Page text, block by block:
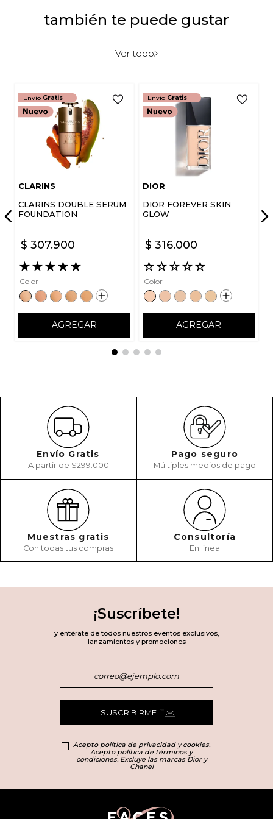
Tu nombre
Escribe un comentario
ENVIAR COMENTARIO
también te puede gustar
Ver todo
Envío Gratis
CLARINS
CLARINS DOUBLE SERUM
FOUNDATION
$ 307.900
★★★★★
Color
AGREGAR
Envío Gratis
DIOR
DIOR FOREVER SKIN
GLOW
$ 316.000
☆☆☆☆☆
Color
AGREGAR
Envío Gratis
A partir de $299.000
Pago seguro
Múltiples medios de pago
Muestras gratis
Con todas tus compras
Consultoría
En línea
¡Suscríbete!
y entérate de todos nuestros eventos exclusivos,
lanzamientos y promociones
SUSCRIBIRME
Acepto política de privacidad y cookies.
Acepto política de términos y
condiciones. Excluye las marcas Dior y
Chanel